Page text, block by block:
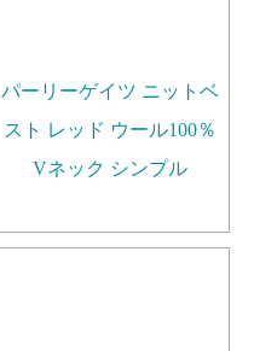
パーリーゲイツ ニットベ
スト レッド ウール100％
Vネック シンプル